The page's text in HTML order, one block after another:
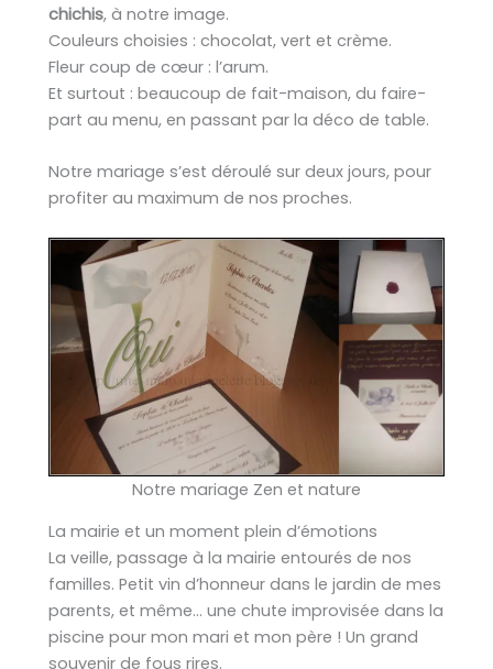
chichis, à notre image.
Couleurs choisies : chocolat, vert et crème.
Fleur coup de cœur : l’arum.
Et surtout : beaucoup de fait-maison, du faire-
part au menu, en passant par la déco de table.
Notre mariage s’est déroulé sur deux jours, pour
profiter au maximum de nos proches.
Notre mariage Zen et nature
La mairie et un moment plein d’émotions
La veille, passage à la mairie entourés de nos
familles. Petit vin d’honneur dans le jardin de mes
parents, et même… une chute improvisée dans la
piscine pour mon mari et mon père ! Un grand
souvenir de fous rires.